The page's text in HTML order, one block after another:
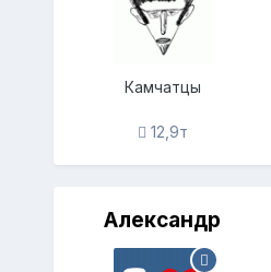
Камчатцы
12,9т
Александр